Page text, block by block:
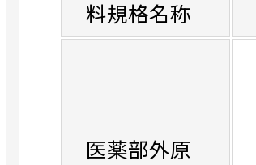
料規格名称
医薬部外原